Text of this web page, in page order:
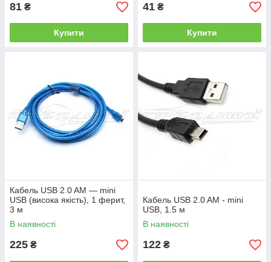
81 ₴
Купити
41 ₴
Купити
Кабель USB 2.0 AM — mini
USB (висока якість), 1 ферит,
3 м
В наявності
225 ₴
Кабель USB 2.0 AM - mini
USB, 1.5 м
В наявності
122 ₴